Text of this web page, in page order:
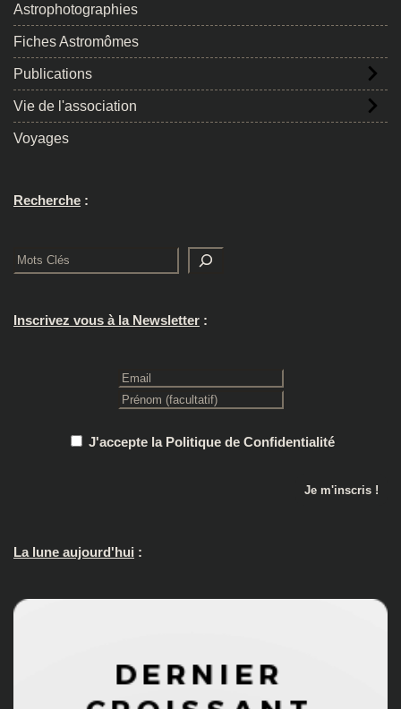
Astrophotographies
Fiches Astromômes
Publications
Vie de l'association
Voyages
Recherche :
Rechercher
Inscrivez vous à la Newsletter :
J'accepte la Politique de Confidentialité
La lune aujourd'hui :